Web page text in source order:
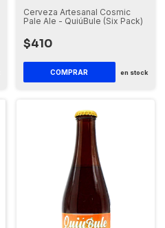
Cerveza Artesanal Cosmic
Pale Ale - QuiúBule (Six Pack)
$410
en stock